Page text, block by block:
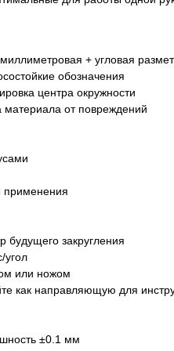
+ угловая
обозначения
центра окружности
от повреждений
применения
будущего закругления
угол
или ножом
как направляющую для
±0.1 мм